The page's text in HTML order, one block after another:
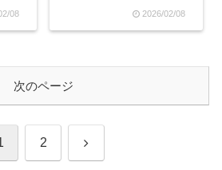
こ
対
08
す！自分の本棚かなリアル
タイムで選書して本を紹介
さんのオープンダイアロー
グ勉強会に参加しているた
め、...
2026/02/08
次のページ
2 次